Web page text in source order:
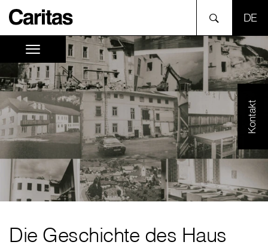
Kontakt
Die Geschichte des Haus